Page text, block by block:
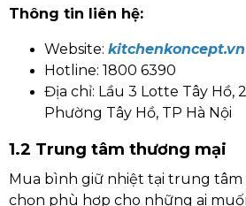
Thông tin liên hệ:
Website: kitchenkoncept.vn
Hotline: 1800 6390
Địa chỉ: Lầu 3 Lotte Tây Hồ,
Phường Tây Hồ, TP Hà Nội
1.2 Trung tâm thương mại
Mua bình giữ nhiệt tại trung tâm
chọn phù hợp cho những ai